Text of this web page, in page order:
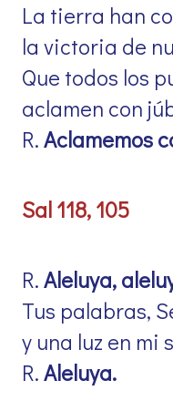
La tierra han
la victoria de
Que todos los
aclamen con
R.Aclamemos
Sal 118, 105
R.Aleluya,
Tus palabras,
y una luz en mi
R.Aleluya.